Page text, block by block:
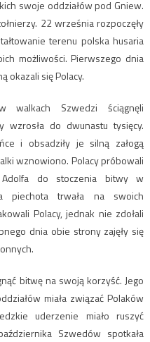
swoje oddziałów pod Gniew.
22 września rozpoczęły
terenu polska husaria
możliwości. Pierwszego dnia
okazali się Polacy.
walkach Szwedzi ściągnęli
wzrosła do dwunastu tysięcy.
i obsadziły je silną załogą
wznowiono. Polacy próbowali
Adolfa do stoczenia bitwy w
piechota trwała na swoich
Polacy, jednak nie zdołali
dnia obie strony zajęły się
bitwę na swoją korzyść. Jego
miała związać Polaków
uderzenie miało ruszyć
Szwedów spotkała